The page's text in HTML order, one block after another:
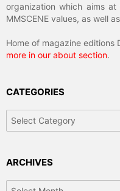
organization which aims
MMSCENE values, as well
Home of magazine editions
more in our about section.
CATEGORIES
ARCHIVES